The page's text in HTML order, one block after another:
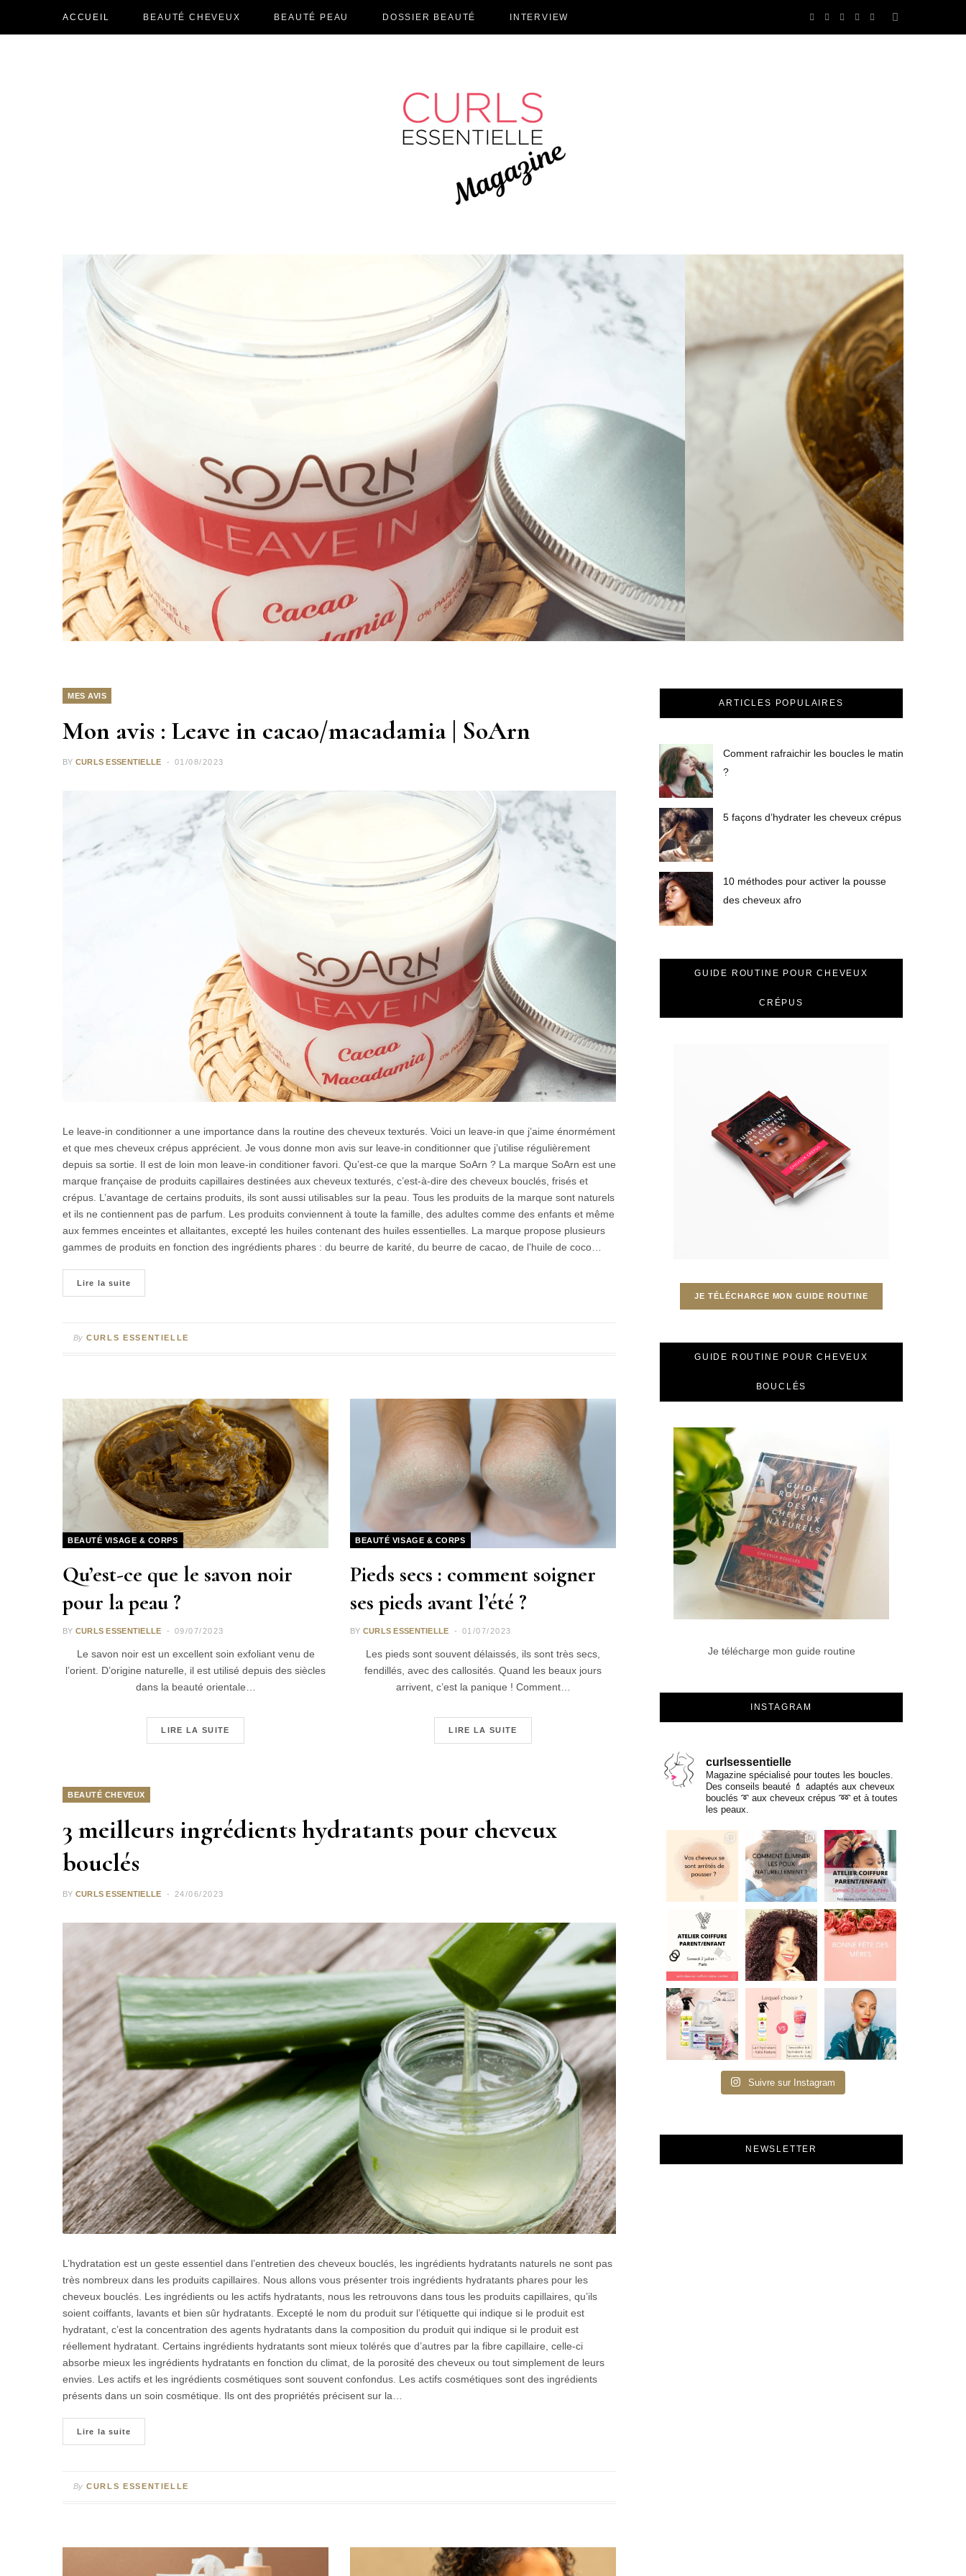
F T I P
t
R
ACCUEIL BEAUTÉ CHEVEUX BEAUTÉ PEAU DOSSIER BEAUTÉ INTERVIEW
BEAUTÉ VISAGE & CORPS
Qu’est-ce que le savon noir pour la peau ?
09/07/2023 AUCUN COMMENTAIRE
MES AVIS
Mon avis : Leave in cacao/macadamia | SoArn
BY CURLS ESSENTIELLE 01/08/2023
Le leave-in conditionner a une importance dans la routine des cheveux texturés. Voici un leave-in que j’aime énormément
et que mes cheveux crépus apprécient. Je vous donne mon avis sur leave-in conditionner que j’utilise régulièrement
depuis sa sortie. Il est de loin mon leave-in conditioner favori. Qu’est-ce que la marque SoArn ? La marque SoArn est une
marque française de produits capillaires destinées aux cheveux texturés, c’est-à-dire des cheveux bouclés, frisés et
crépus. L’avantage de certains produits, ils sont aussi utilisables sur la peau. Tous les produits de la marque sont naturels
et ils ne contiennent pas de parfum. Les produits conviennent à toute la famille, des adultes comme des enfants et même
aux femmes enceintes et allaitantes, excepté les huiles contenant des huiles essentielles. La marque propose plusieurs
gammes de produits en fonction des ingrédients phares : du beurre de karité, du beurre de cacao, de l’huile de coco…
Lire la suite
By CURLS ESSENTIELLE
BEAUTÉ VISAGE & CORPS
Qu’est-ce que le savon noir
pour la peau ?
BY CURLS ESSENTIELLE 09/07/2023
Le savon noir est un excellent soin exfoliant venu de
l’orient. D’origine naturelle, il est utilisé depuis des siècles
dans la beauté orientale…
LIRE LA SUITE
BEAUTÉ VISAGE & CORPS
Pieds secs : comment soigner
ses pieds avant l’été ?
BY CURLS ESSENTIELLE 01/07/2023
Les pieds sont souvent délaissés, ils sont très secs,
fendillés, avec des callosités. Quand les beaux jours
arrivent, c’est la panique ! Comment…
LIRE LA SUITE
BEAUTÉ CHEVEUX
3 meilleurs ingrédients hydratants pour cheveux
bouclés
BY CURLS ESSENTIELLE 24/06/2023
L’hydratation est un geste essentiel dans l’entretien des cheveux bouclés, les ingrédients hydratants naturels ne sont pas
très nombreux dans les produits capillaires. Nous allons vous présenter trois ingrédients hydratants phares pour les
cheveux bouclés. Les ingrédients ou les actifs hydratants, nous les retrouvons dans tous les produits capillaires, qu’ils
soient coiffants, lavants et bien sûr hydratants. Excepté le nom du produit sur l’étiquette qui indique si le produit est
hydratant, c’est la concentration des agents hydratants dans la composition du produit qui indique si le produit est
réellement hydratant. Certains ingrédients hydratants sont mieux tolérés que d’autres par la fibre capillaire, celle-ci
absorbe mieux les ingrédients hydratants en fonction du climat, de la porosité des cheveux ou tout simplement de leurs
envies. Les actifs et les ingrédients cosmétiques sont souvent confondus. Les actifs cosmétiques sont des ingrédients
présents dans un soin cosmétique. Ils ont des propriétés précisent sur la…
Lire la suite
By CURLS ESSENTIELLE
ARTICLES POPULAIRES
Comment rafraichir les boucles le matin
?
5 façons d’hydrater les cheveux crépus
10 méthodes pour activer la pousse
des cheveux afro
GUIDE ROUTINE POUR CHEVEUX
CRÉPUS
JE TÉLÉCHARGE MON GUIDE ROUTINE
GUIDE ROUTINE POUR CHEVEUX
BOUCLÉS
Je télécharge mon guide routine
INSTAGRAM
curlsessentielle
Magazine spécialisé pour toutes les boucles.
Des conseils beauté 💄 adaptés aux cheveux
bouclés ➰ aux cheveux crépus ➿ et à toutes
les peaux.
Suivre sur Instagram
NEWSLETTER